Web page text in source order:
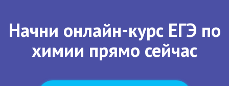
Начни онлайн-курс ЕГЭ по
химии прямо сейчас